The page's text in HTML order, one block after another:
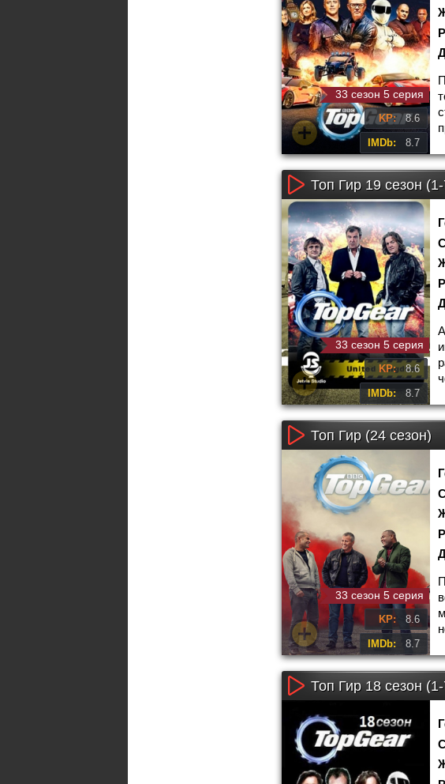
33 сезон 5 серия
KP: 8.6
IMDb: 8.7
Топ Гир 19 сезон
33 сезон 5 серия
KP: 8.6
IMDb: 8.7
Топ Гир (24 сезон)
33 сезон 5 серия
KP: 8.6
IMDb: 8.7
Топ Гир 18 сезон